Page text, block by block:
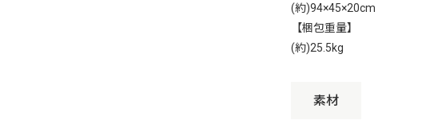
(約)94×45×20cm
【梱包重量】
(約)25.5kg
素材